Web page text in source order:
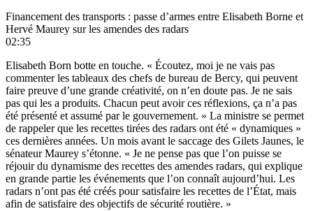
Financement des transports : passe d’armes entre Elisabeth Borne et
Hervé Maurey sur les amendes des radars
02:35
Elisabeth Born botte en touche. « Écoutez, moi je ne vais pas
commenter les tableaux des chefs de bureau de Bercy, qui peuvent
faire preuve d’une grande créativité, on n’en doute pas. Je ne sais
pas qui les a produits. Chacun peut avoir ces réflexions, ça n’a pas
été présenté et assumé par le gouvernement. » La ministre se permet
de rappeler que les recettes tirées des radars ont été « dynamiques »
ces dernières années. Un mois avant le saccage des Gilets Jaunes, le
sénateur Maurey s’étonne. « Je ne pense pas que l’on puisse se
réjouir du dynamisme des recettes des amendes radars, qui explique
en grande partie les événements que l’on connaît aujourd’hui. Les
radars n’ont pas été créés pour satisfaire les recettes de l’État, mais
afin de satisfaire des objectifs de sécurité routière. »